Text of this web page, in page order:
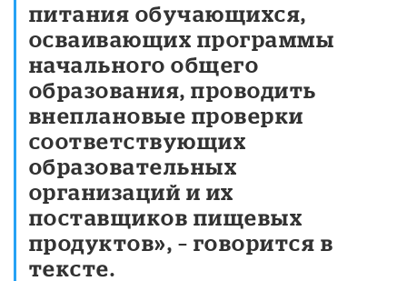
питания обучающихся,
осваивающих программы
начального общего
образования, проводить
внеплановые проверки
соответствующих
образовательных
организаций и их
поставщиков пищевых
продуктов», – говорится в
тексте.